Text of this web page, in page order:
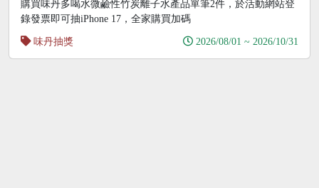
購買味丹多喝水微鹼性竹炭離子水產品單筆2件，於活動網站登
錄發票即可抽iPhone 17，全家購買加碼
味丹抽獎
2026/08/01 ~ 2026/10/31